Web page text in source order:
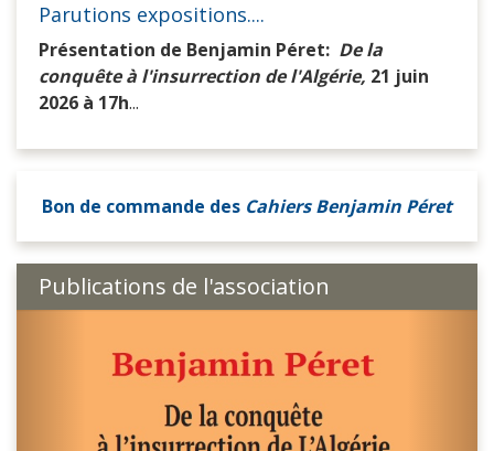
Parutions expositions....
Présentation de Benjamin Péret: De la
conquête à l'insurrection de l'Algérie, 21 juin
2026 à 17h...
Bon de commande des Cahiers Benjamin Péret
Publications de l'association